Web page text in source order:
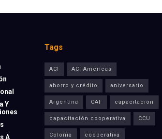
Y
A
Tags
ACI ACI Americas
ahorro y crédito aniversario
Argentina CAF capacitación
capacitación cooperativa CCU
Colonia cooperativa